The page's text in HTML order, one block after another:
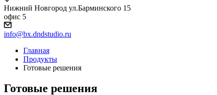
Нижний Новгород ул.Барминского 15
офис 5
info@bx.dndstudio.ru
Главная
Продукты
Готовые решения
Готовые решения